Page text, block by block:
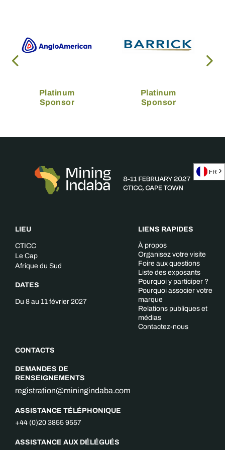
Platinum
Sponsor
Platinum
Sponsor
LIEU
CTICC
Le Cap
Afrique du Sud
DATES
Du 8 au 11 février 2027
CONTACTS
DEMANDES DE
RENSEIGNEMENTS
registration@miningindaba.com
ASSISTANCE TÉLÉPHONIQUE
+44 (0)20 3855 9557
ASSISTANCE AUX DÉLÉGUÉS
LIENS RAPIDES
À propos
Organisez votre visite
Foire aux questions
Liste des exposants
Pourquoi y participer ?
Pourquoi associer votre
marque
Relations publiques et
médias
Contactez-nous
FR